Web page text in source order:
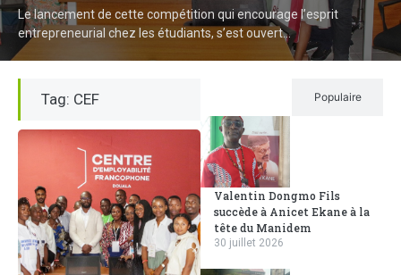
Le lancement de cette compétition qui encourage l’esprit
entrepreneurial chez les étudiants, s’est ouvert...
Tag: CEF Populaire
Valentin Dongmo Fils
succède à Anicet Ekane à la
tête du Manidem
30 juillet 2026